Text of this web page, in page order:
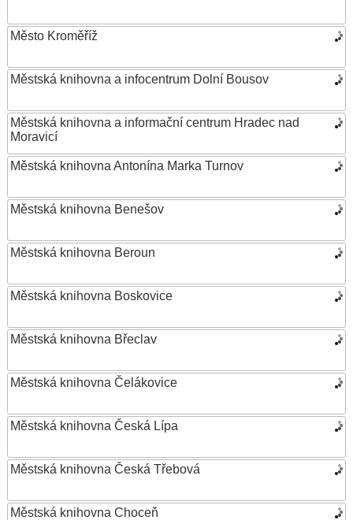
Město Kroměříž
Městská knihovna a infocentrum Dolní Bousov
Městská knihovna a informační centrum Hradec nad
Moravicí
Městská knihovna Antonína Marka Turnov
Městská knihovna Benešov
Městská knihovna Beroun
Městská knihovna Boskovice
Městská knihovna Břeclav
Městská knihovna Čelákovice
Městská knihovna Česká Lípa
Městská knihovna Česká Třebová
Městská knihovna Choceň